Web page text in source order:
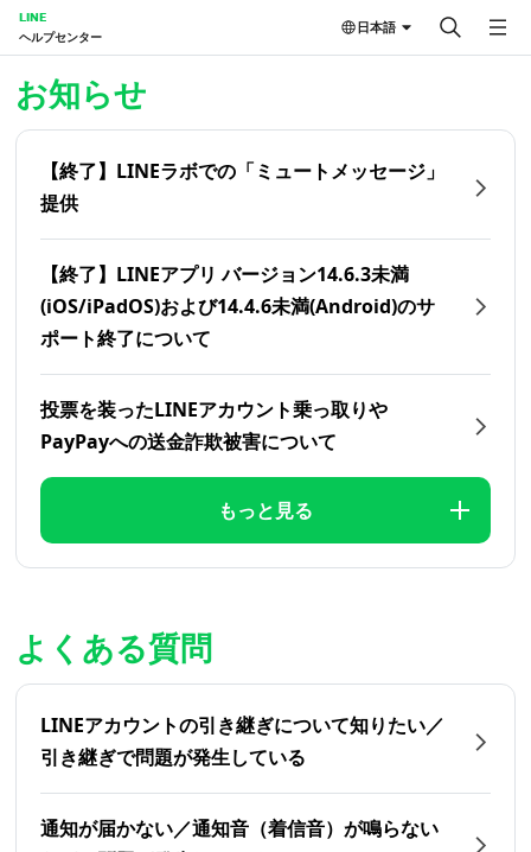
LINE
ヘルプセンター
日本語
お知らせ
【終了】LINEラボでの「ミュートメッセージ」
提供
【終了】LINEアプリ バージョン14.6.3未満
(iOS/iPadOS)および14.4.6未満(Android)のサ
ポート終了について
投票を装ったLINEアカウント乗っ取りや
PayPayへの送金詐欺被害について
もっと見る
よくある質問
LINEアカウントの引き継ぎについて知りたい／
引き継ぎで問題が発生している
通知が届かない／通知音（着信音）が鳴らない